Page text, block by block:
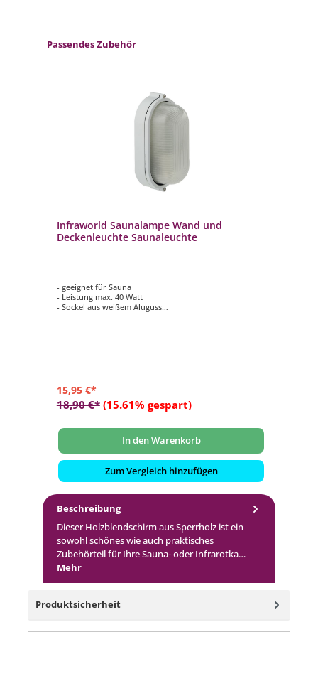
Produktgalerie überspringen
Passendes Zubehör
Infraworld Saunalampe Wand und
Deckenleuchte Saunaleuchte
- geeignet für Sauna
- Leistung max. 40 Watt
- Sockel aus weißem Aluguss
15,95 €*
18,90 €* (15.61% gespart)
In den Warenkorb
Zum Vergleich hinzufügen
Beschreibung
Dieser Holzblendschirm aus Sperrholz ist ein
sowohl schönes wie auch praktisches
Zubehörteil für Ihre Sauna- oder Infrarotka…
Mehr
Produktsicherheit